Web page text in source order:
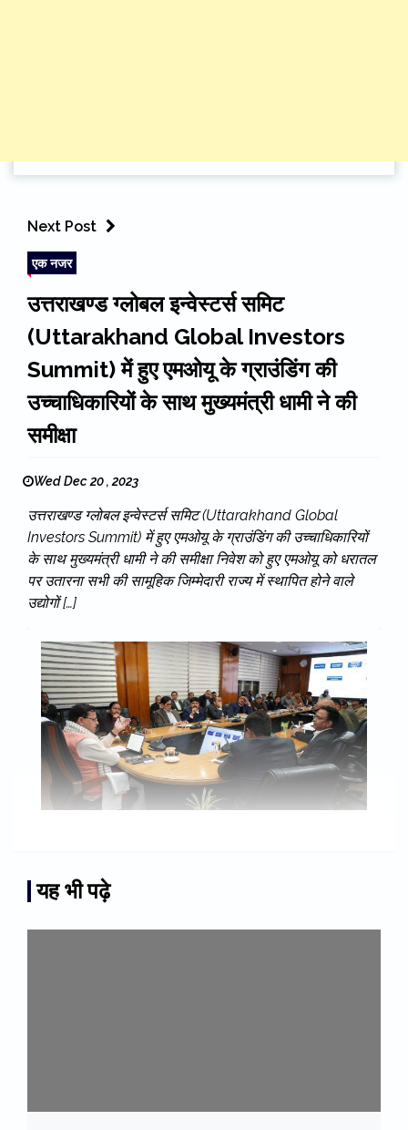
Next Post
एक नजर
उत्तराखण्ड ग्लोबल इन्वेस्टर्स समिट
(Uttarakhand Global Investors
Summit) में हुए एमओयू के ग्राउंडिंग की
उच्चाधिकारियों के साथ मुख्यमंत्री धामी ने की
समीक्षा
Wed Dec 20 , 2023
उत्तराखण्ड ग्लोबल इन्वेस्टर्स समिट (Uttarakhand Global
Investors Summit) में हुए एमओयू के ग्राउंडिंग की उच्चाधिकारियों
के साथ मुख्यमंत्री धामी ने की समीक्षा निवेश को हुए एमओयू को धरातल
पर उतारना सभी की सामूहिक जिम्मेदारी राज्य में स्थापित होने वाले
उद्योगों […]
यह भी पढ़े